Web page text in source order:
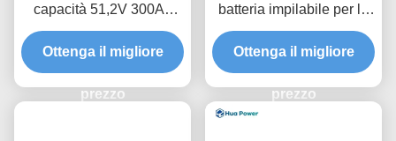
capacità 51,2V 300Ah
con accumulo di energia
da 15kWh per sistemi
domestici
Ottenga il migliore
prezzo
batteria impilabile per lo
stoccaggio energetico
domestico
Ottenga il migliore
prezzo